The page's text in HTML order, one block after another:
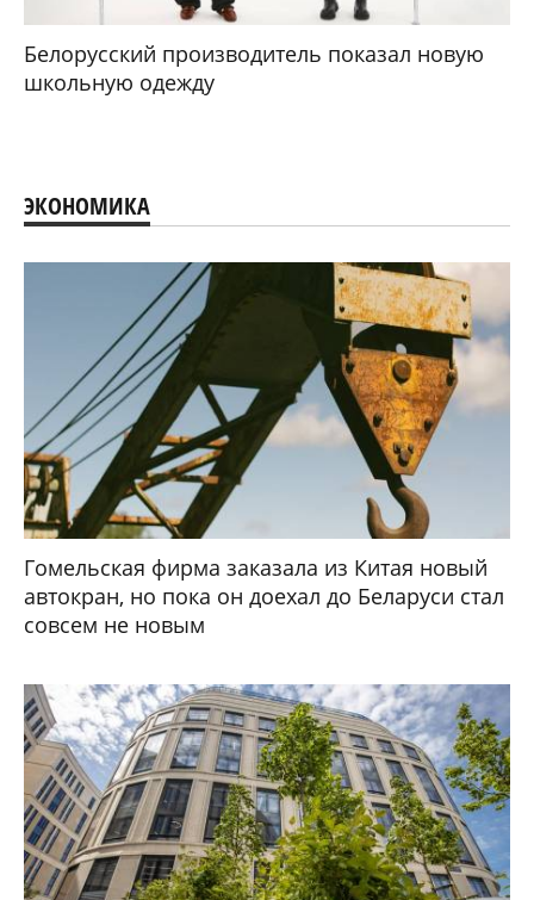
Белорусский производитель показал новую
школьную одежду
ЭКОНОМИКА
Гомельская фирма заказала из Китая новый
автокран, но пока он доехал до Беларуси стал
совсем не новым